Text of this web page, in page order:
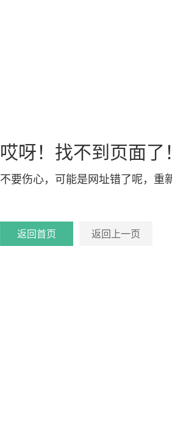
哎呀！找不到页面了
不要伤心，可能是网址错了呢，重
返回首页 返回上一页